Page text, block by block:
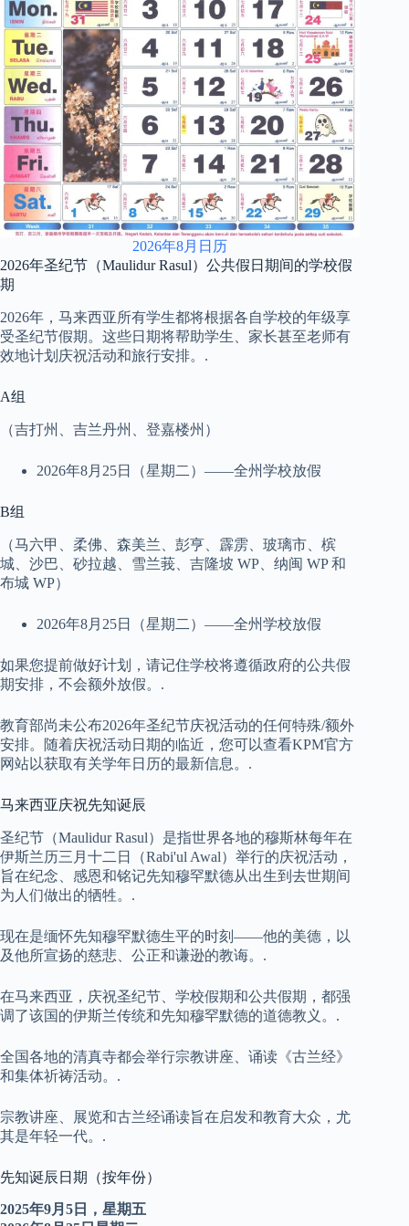
2026年8月日历
2026年圣纪节（Maulidur Rasul）公共假日期间的学校假
期
2026年，马来西亚所有学生都将根据各自学校的年级享
受圣纪节假期。这些日期将帮助学生、家长甚至老师有
效地计划庆祝活动和旅行安排。.
A组
（吉打州、吉兰丹州、登嘉楼州）
2026年8月25日（星期二）——全州学校放假
B组
（马六甲、柔佛、森美兰、彭亨、霹雳、玻璃市、槟
城、沙巴、砂拉越、雪兰莪、吉隆坡 WP、纳闽 WP 和
布城 WP）
2026年8月25日（星期二）——全州学校放假
如果您提前做好计划，请记住学校将遵循政府的公共假
期安排，不会额外放假。.
教育部尚未公布2026年圣纪节庆祝活动的任何特殊/额外
安排。随着庆祝活动日期的临近，您可以查看KPM官方
网站以获取有关学年日历的最新信息。.
马来西亚庆祝先知诞辰
圣纪节（Maulidur Rasul）是指世界各地的穆斯林每年在
伊斯兰历三月十二日（Rabi'ul Awal）举行的庆祝活动，
旨在纪念、感恩和铭记先知穆罕默德从出生到去世期间
为人们做出的牺牲。.
现在是缅怀先知穆罕默德生平的时刻——他的美德，以
及他所宣扬的慈悲、公正和谦逊的教诲。.
在马来西亚，庆祝圣纪节、学校假期和公共假期，都强
调了该国的伊斯兰传统和先知穆罕默德的道德教义。.
全国各地的清真寺都会举行宗教讲座、诵读《古兰经》
和集体祈祷活动。.
宗教讲座、展览和古兰经诵读旨在启发和教育大众，尤
其是年轻一代。.
先知诞辰日期（按年份）
2025年9月5日，星期五